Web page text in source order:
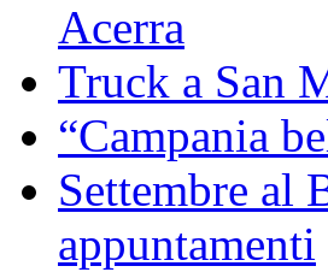
Acerra
Truck a San
“Campania
Settembre al
appuntamenti